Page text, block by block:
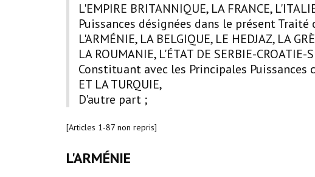
L'EMPIRE BRITANNIQUE, LA FRANCE,
Puissances désignées dans le présent
L'ARMÉNIE, LA BELGIQUE, LE HEDJAZ, LA
LA ROUMANIE, L'ÉTAT DE SERBIE-CROATIE-
Constituant avec les Principales Puissances
ET LA TURQUIE,
D'autre part ;
[Articles 1-87 non repris]
L'ARMÉNIE